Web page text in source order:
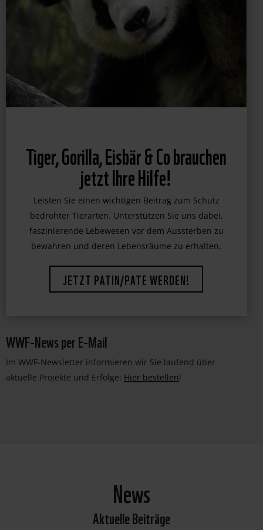
Tiger, Gorilla, Eisbär & Co brauchen
jetzt Ihre Hilfe!
Leisten Sie einen wichtigen Beitrag zum Schutz
bedrohter Tierarten. Unterstützen Sie uns dabei,
faszinierende Lebewesen vor dem Aussterben zu
bewahren und deren Lebensräume zu erhalten.
JETZT PATIN/PATE WERDEN!
WWF-News per E-Mail
Im WWF-Newsletter informieren wir Sie laufend über
aktuelle Projekte und Erfolge: Hier bestellen!
News
Aktuelle Beiträge